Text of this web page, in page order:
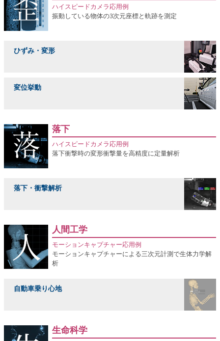
ハイスピードカメラ応用例
振動している物体の3次元座標と軌跡を測定
ひずみ・変形
変位挙動
落下
ハイスピードカメラ応用例
落下衝撃時の変形衝撃量を高精度に定量解析
落下・衝撃解析
人間工学
モーションキャプチャー応用例
モーションキャプチャーによる三次元計測で生体力学解
析
自動車乗り心地
生命科学